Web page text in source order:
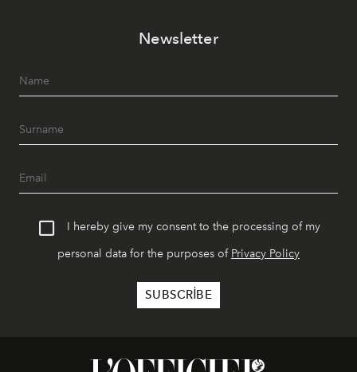
geceye taşıyarak her hafta farklı bir deneyim sunuyor.
Newsletter
I hereby give my consent to the processing of my
personal data for the purposes of Privacy Policy